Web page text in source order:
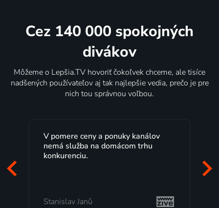
Cez 140 000 spokojných
divákov
Môžeme o Lepšia.TV hovoriť čokoľvek chceme, ale tisíce
nadšených používateľov aj tak najlepšie vedia, prečo je pre
nich tou správnou voľbou.
V pomere ceny a ponuky kanálov
nemá služba na domácom trhu
konkurenciu.
Stanislav Janů